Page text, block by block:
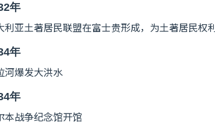
年
利亚土著居民联盟在富士贵形成，为土著居民权
年
河爆发大洪水
年
本战争纪念馆开馆